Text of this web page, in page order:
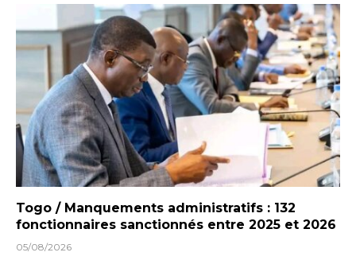
Togo / Manquements administratifs : 132
fonctionnaires sanctionnés entre 2025 et 2026
05/08/2026